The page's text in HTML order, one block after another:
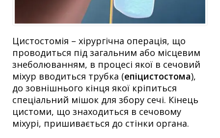
Цистостомія – хірургічна операція, що
проводиться під загальним або місцевим
знеболюванням, в процесі якої в сечовий
міхур вводиться трубка (епіцистостома),
до зовнішнього кінця якої кріпиться
спеціальний мішок для збору сечі. Кінець
цистоми, що знаходиться в сечовому
міхурі, пришивається до стінки органа.